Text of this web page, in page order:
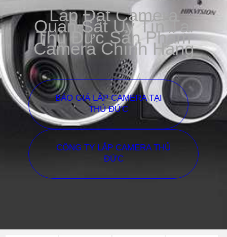
Lắp Đặt Camera
Quan Sát Uy Tín Tại
Thủ Đức Sản Phẩm
Camera Chính Hãng
BÁO GIÁ LẮP CAMERA TẠI
THỦ ĐỨC
CÔNG TY LẮP CAMERA THỦ
ĐỨC